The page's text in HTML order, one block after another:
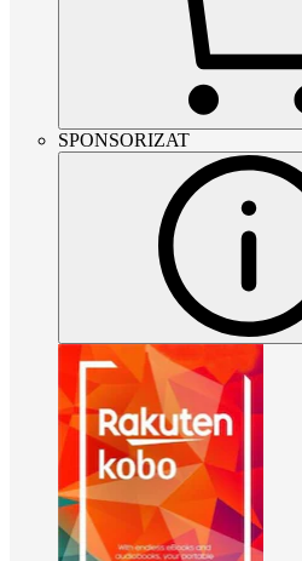
SPONSORIZAT